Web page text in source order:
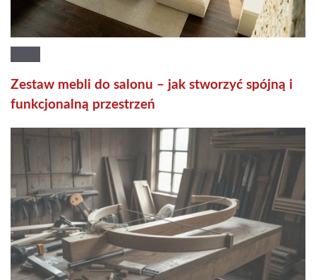
Zestaw mebli do salonu – jak stworzyć spójną i
funkcjonalną przestrzeń